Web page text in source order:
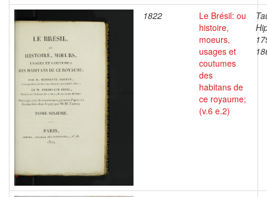
1822
Le Brésil: ou
histoire,
moeurs,
usages et
coutumes
des
habitans de
ce royaume;
(v.6 e.2)